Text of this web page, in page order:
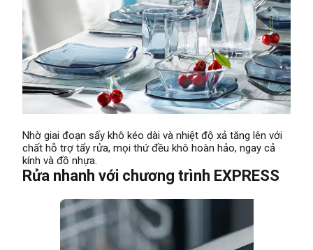
Nhờ giai đoạn sấy khô kéo dài và nhiệt độ xả tăng lên với
chất hỗ trợ tẩy rửa, mọi thứ đều khô hoàn hảo, ngay cả
kính và đồ nhựa.
Rửa nhanh với chương trình EXPRESS